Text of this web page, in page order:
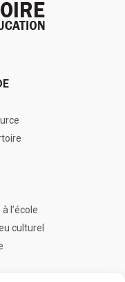
l’école
culturel